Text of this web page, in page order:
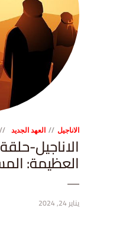
الاناجيل العهد الجديد
العظيمة:
يناير 24, 2024